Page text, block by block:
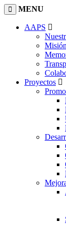
MENU
AAPS
Proyectos